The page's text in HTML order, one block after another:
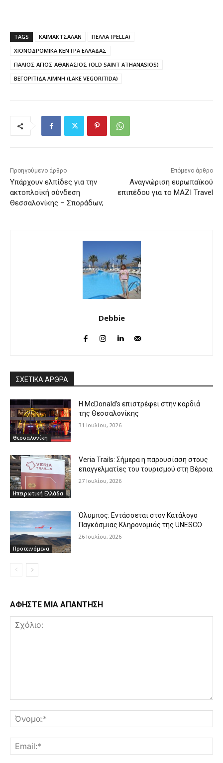
TAGS ΚΑΪΜΑΚΤΣΑΛΑΝ
ΠΕΛΛΑ (PELLA)
ΧΙΟΝΟΔΡΟΜΙΚΑ ΚΕΝΤΡΑ ΕΛΛΑΔΑΣ
ΠΑΛΙΟΣ ΑΓΙΟΣ ΑΘΑΝΑΣΙΟΣ (OLD SAINT ATHANASIOS)
ΒΕΓΟΡΙΤΙΔΑ ΛΙΜΝΗ (LAKE VEGORITIDA)
Προηγούμενο άρθρο
Υπάρχουν ελπίδες για την
ακτοπλοϊκή σύνδεση
Θεσσαλονίκης – Σποράδων;
Επόμενο άρθρο
Αναγνώριση ευρωπαϊκού
επιπέδου για το MAZI Travel
Debbie
ΣΧΕΤΙΚΑ ΑΡΘΡΑ
Θεσσαλονίκη
Η McDonald’s επιστρέφει στην καρδιά
της Θεσσαλονίκης
31 Ιουλίου, 2026
Ηπειρωτική Ελλάδα
Veria Trails: Σήμερα η παρουσίαση στους
επαγγελματίες του τουρισμού στη Βέροια
27 Ιουλίου, 2026
Προτεινόμενα
Όλυμπος: Εντάσσεται στον Κατάλογο
Παγκόσμιας Κληρονομιάς της UNESCO
26 Ιουλίου, 2026
ΑΦΗΣΤΕ ΜΙΑ ΑΠΑΝΤΗΣΗ